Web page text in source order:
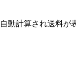
動計算され送料が